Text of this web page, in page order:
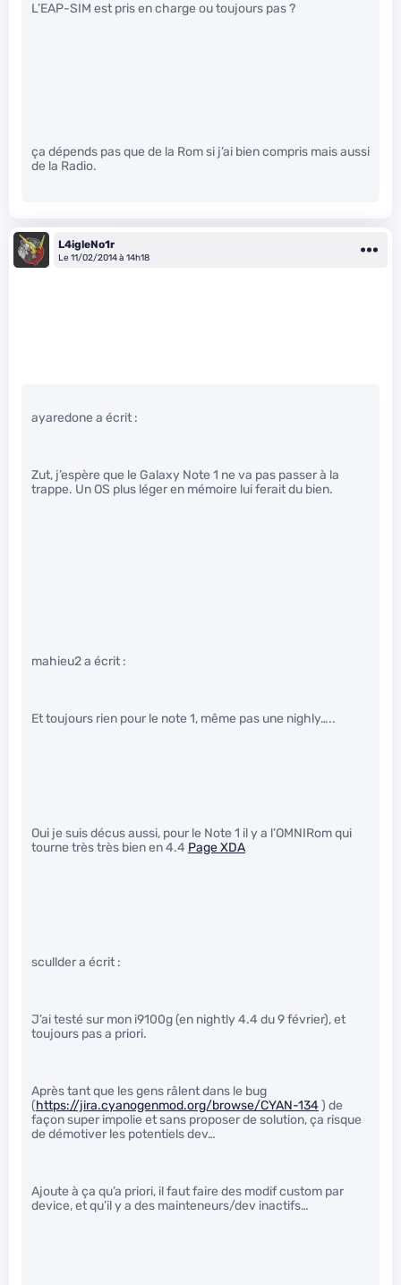
L’EAP-SIM est pris en charge ou toujours pas ?
ça dépends pas que de la Rom si j’ai bien compris mais aussi
de la Radio.
L4igleNo1r
Le 11/02/2014 à 14h18
ayaredone a écrit :
Zut, j’espère que le Galaxy Note 1 ne va pas passer à la
trappe. Un OS plus léger en mémoire lui ferait du bien.
mahieu2 a écrit :
Et toujours rien pour le note 1, même pas une nighly…..
Oui je suis décus aussi, pour le Note 1 il y a l’OMNIRom qui
tourne très très bien en 4.4 Page XDA
scullder a écrit :
J’ai testé sur mon i9100g (en nightly 4.4 du 9 février), et
toujours pas a priori.
Après tant que les gens râlent dans le bug
(https://jira.cyanogenmod.org/browse/CYAN-134) de
façon super impolie et sans proposer de solution, ça risque
de démotiver les potentiels dev…
Ajoute à ça qu’a priori, il faut faire des modif custom par
device, et qu’il y a des mainteneurs/dev inactifs…